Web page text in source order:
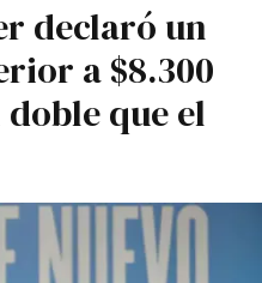
declaró un
a $8.300
que el